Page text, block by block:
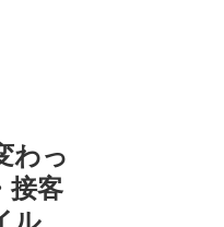
わっ
接客
ル